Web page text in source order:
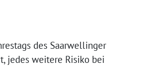
des Saarwellinger
jedes weitere Risiko bei